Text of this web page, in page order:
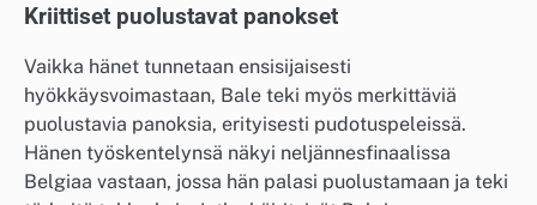
Kriittiset puolustavat panokset
Vaikka hänet tunnetaan ensisijaisesti
hyökkäysvoimastaan, Bale teki myös merkittäviä
puolustavia panoksia, erityisesti pudotuspeleissä.
Hänen työskentelynsä näkyi neljännesfinaalissa
Belgiaa vastaan, jossa hän palasi puolustamaan ja teki